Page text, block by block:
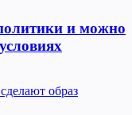
и можно